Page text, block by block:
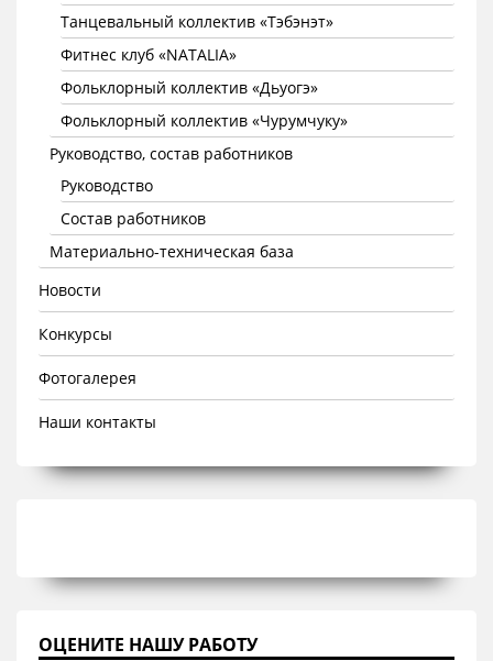
Танцевальный коллектив «Тэбэнэт»
Фитнес клуб «NATALIA»
Фольклорный коллектив «Дьуогэ»
Фольклорный коллектив «Чурумчуку»
Руководство, состав работников
Руководство
Состав работников
Материально-техническая база
Новости
Конкурсы
Фотогалерея
Наши контакты
ОЦЕНИТЕ НАШУ РАБОТУ